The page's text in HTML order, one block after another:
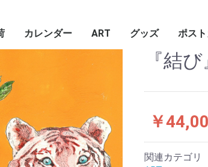
カレンダー ART グッズ ポス
『結
￥
関連カテゴリ